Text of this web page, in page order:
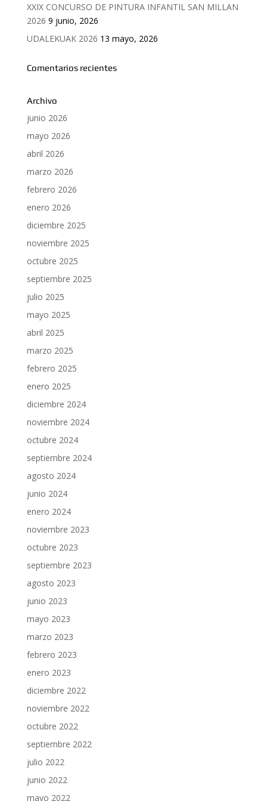
XXIX CONCURSO DE PINTURA INFANTIL SAN MILLAN
2026 9 junio, 2026
UDALEKUAK 2026 13 mayo, 2026
Comentarios recientes
Archivo
junio 2026
mayo 2026
abril 2026
marzo 2026
febrero 2026
enero 2026
diciembre 2025
noviembre 2025
octubre 2025
septiembre 2025
julio 2025
mayo 2025
abril 2025
marzo 2025
febrero 2025
enero 2025
diciembre 2024
noviembre 2024
octubre 2024
septiembre 2024
agosto 2024
junio 2024
enero 2024
noviembre 2023
octubre 2023
septiembre 2023
agosto 2023
junio 2023
mayo 2023
marzo 2023
febrero 2023
enero 2023
diciembre 2022
noviembre 2022
octubre 2022
septiembre 2022
julio 2022
junio 2022
mayo 2022